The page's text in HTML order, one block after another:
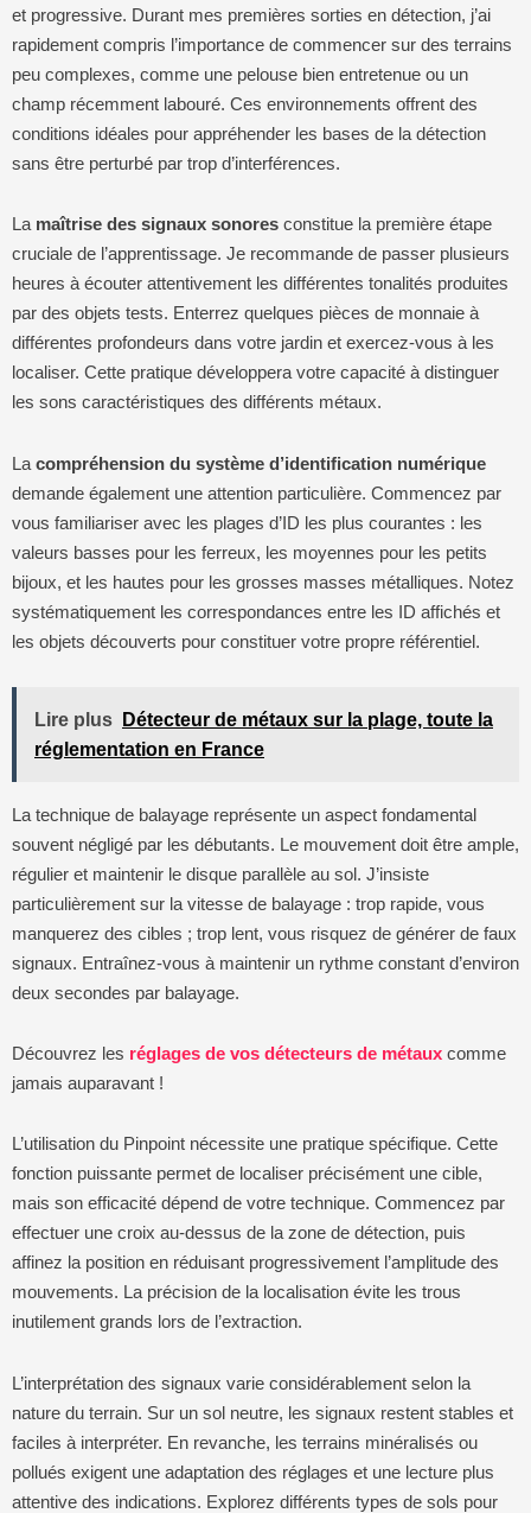
et progressive. Durant mes premières sorties en détection, j’ai
rapidement compris l’importance de commencer sur des terrains
peu complexes, comme une pelouse bien entretenue ou un
champ récemment labouré. Ces environnements offrent des
conditions idéales pour appréhender les bases de la détection
sans être perturbé par trop d’interférences.
La maîtrise des signaux sonores constitue la première étape
cruciale de l’apprentissage. Je recommande de passer plusieurs
heures à écouter attentivement les différentes tonalités produites
par des objets tests. Enterrez quelques pièces de monnaie à
différentes profondeurs dans votre jardin et exercez-vous à les
localiser. Cette pratique développera votre capacité à distinguer
les sons caractéristiques des différents métaux.
La compréhension du système d’identification numérique
demande également une attention particulière. Commencez par
vous familiariser avec les plages d’ID les plus courantes : les
valeurs basses pour les ferreux, les moyennes pour les petits
bijoux, et les hautes pour les grosses masses métalliques. Notez
systématiquement les correspondances entre les ID affichés et
les objets découverts pour constituer votre propre référentiel.
Lire plus
Détecteur de métaux sur la plage, toute la
réglementation en France
La technique de balayage représente un aspect fondamental
souvent négligé par les débutants. Le mouvement doit être ample,
régulier et maintenir le disque parallèle au sol. J’insiste
particulièrement sur la vitesse de balayage : trop rapide, vous
manquerez des cibles ; trop lent, vous risquez de générer de faux
signaux. Entraînez-vous à maintenir un rythme constant d’environ
deux secondes par balayage.
Découvrez les réglages de vos détecteurs de métaux comme
jamais auparavant !
L’utilisation du Pinpoint nécessite une pratique spécifique. Cette
fonction puissante permet de localiser précisément une cible,
mais son efficacité dépend de votre technique. Commencez par
effectuer une croix au-dessus de la zone de détection, puis
affinez la position en réduisant progressivement l’amplitude des
mouvements. La précision de la localisation évite les trous
inutilement grands lors de l’extraction.
L’interprétation des signaux varie considérablement selon la
nature du terrain. Sur un sol neutre, les signaux restent stables et
faciles à interpréter. En revanche, les terrains minéralisés ou
pollués exigent une adaptation des réglages et une lecture plus
attentive des indications. Explorez différents types de sols pour